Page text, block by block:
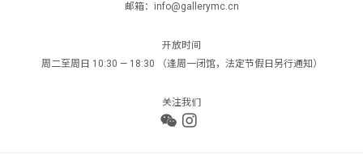
邮箱：info@gallerymc.cn
开放时间
周二至周日 10:30 — 18:30 （逢周一闭馆，法定节假日另行通知）
关注我们